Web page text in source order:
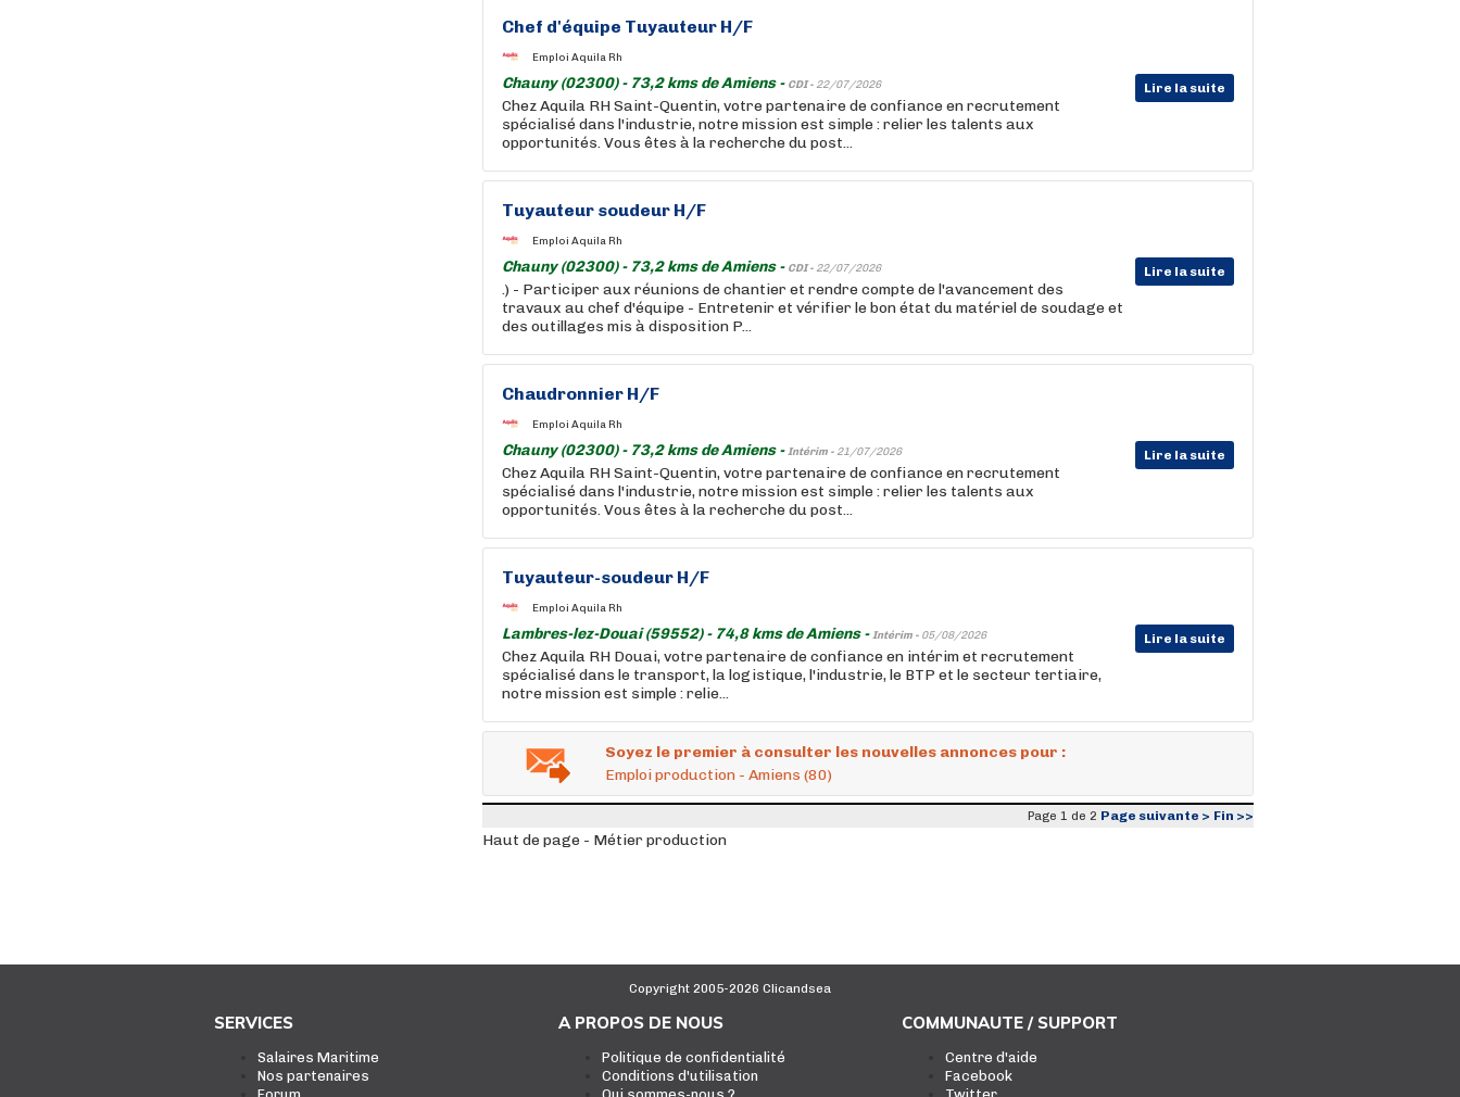
Chef d'équipe Tuyauteur H/F
Emploi Aquila Rh
Chauny (02300) - 73,2 kms de Amiens - CDI - 22/07/2026 Lire la suite
Chez Aquila RH Saint-Quentin, votre partenaire de confiance en recrutement
spécialisé dans l'industrie, notre mission est simple : relier les talents aux
opportunités. Vous êtes à la recherche du post...
Tuyauteur soudeur H/F
Emploi Aquila Rh
Chauny (02300) - 73,2 kms de Amiens - CDI - 22/07/2026 Lire la suite
.) - Participer aux réunions de chantier et rendre compte de l'avancement des
travaux au chef d'équipe - Entretenir et vérifier le bon état du matériel de soudage et
des outillages mis à disposition P...
Chaudronnier H/F
Emploi Aquila Rh
Chauny (02300) - 73,2 kms de Amiens -Intérim - 21/07/2026 Lire la suite
Chez Aquila RH Saint-Quentin, votre partenaire de confiance en recrutement
spécialisé dans l'industrie, notre mission est simple : relier les talents aux
opportunités. Vous êtes à la recherche du post...
Tuyauteur-soudeur H/F
Emploi Aquila Rh
Lambres-lez-Douai (59552) - 74,8 kms de Amiens -Intérim - 05/08/2026 Lire la suite
Chez Aquila RH Douai, votre partenaire de confiance en intérim et recrutement
spécialisé dans le transport, la logistique, l'industrie, le BTP et le secteur tertiaire,
notre mission est simple : relie...
Soyez le premier à consulter les nouvelles annonces pour :
Emploi production - Amiens (80)
Page 1 de 2 Page suivante > Fin >>
Haut de page - Métier production
Copyright 2005-2026 Clicandsea
SERVICES
Salaires Maritime
Nos partenaires
A PROPOS DE NOUS
Politique de confidentialité
Conditions d'utilisation
COMMUNAUTE / SUPPORT
Centre d'aide
Facebook